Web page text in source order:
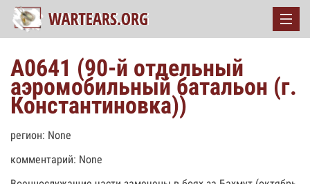
А0641 (90-й отдельный
аэромобильный батальон (г.
Константиновка))
регион: None
комментарий: None